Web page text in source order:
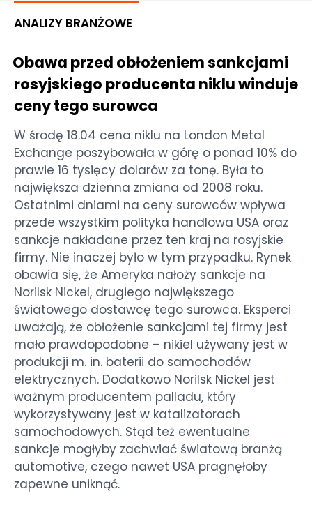
ANALIZY BRANŻOWE
Obawa przed obłożeniem sankcjami
rosyjskiego producenta niklu winduje
ceny tego surowca
W środę 18.04 cena niklu na London Metal
Exchange poszybowała w górę o ponad 10% do
prawie 16 tysięcy dolarów za tonę. Była to
największa dzienna zmiana od 2008 roku.
Ostatnimi dniami na ceny surowców wpływa
przede wszystkim polityka handlowa USA oraz
sankcje nakładane przez ten kraj na rosyjskie
firmy. Nie inaczej było w tym przypadku. Rynek
obawia się, że Ameryka nałoży sankcje na
Norilsk Nickel, drugiego największego
światowego dostawcę tego surowca. Eksperci
uważają, że obłożenie sankcjami tej firmy jest
mało prawdopodobne – nikiel używany jest w
produkcji m. in. baterii do samochodów
elektrycznych. Dodatkowo Norilsk Nickel jest
ważnym producentem palladu, który
wykorzystywany jest w katalizatorach
samochodowych. Stąd też ewentualne
sankcje mogłyby zachwiać światową branżą
automotive, czego nawet USA pragnęłoby
zapewne uniknąć.